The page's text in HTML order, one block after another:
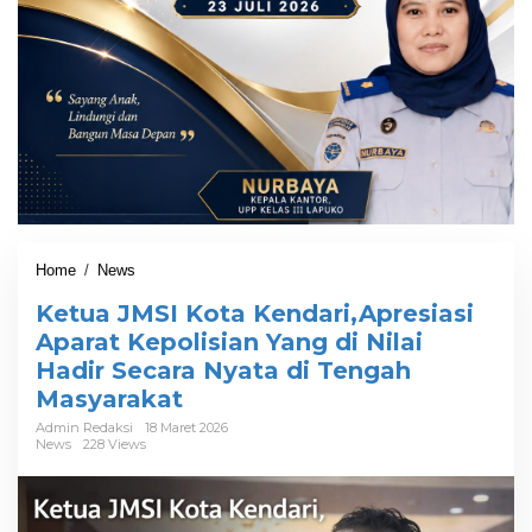
Home / News
t
u
a
J
M
S
I
t
Ketua JMSI Kota Kendari,Apresiasi
Aparat Kepolisian Yang di Nilai
Hadir Secara Nyata di Tengah
Masyarakat
Admin Redaksi
18 Maret 2026
News
228 Views